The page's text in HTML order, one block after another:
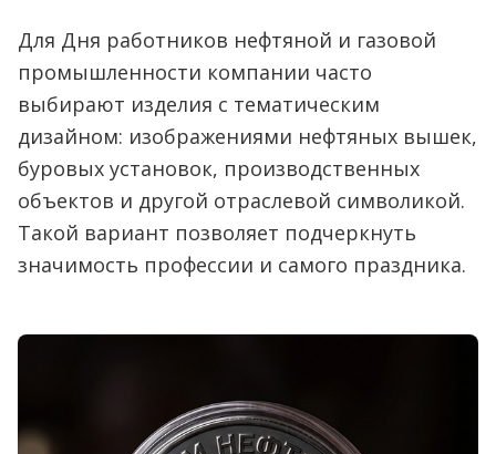
Для Дня работников нефтяной и газовой
промышленности компании часто
выбирают изделия с тематическим
дизайном: изображениями нефтяных вышек,
буровых установок, производственных
объектов и другой отраслевой символикой.
Такой вариант позволяет подчеркнуть
значимость профессии и самого праздника.